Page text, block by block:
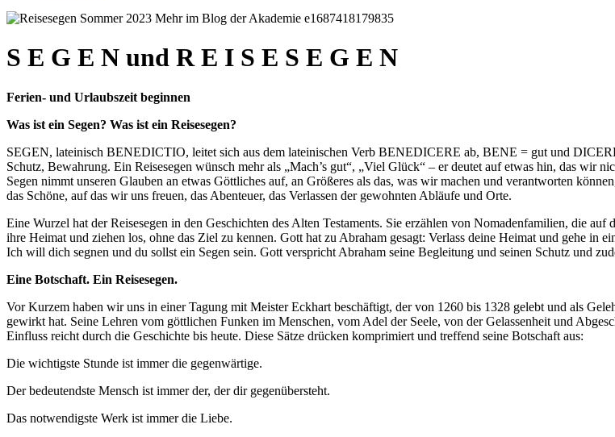
S E G E N und R E I S E S E G E N
Ferien- und Urlaubszeit beginnen
Was ist ein Segen? Was ist ein Reisesegen?
SEGEN, lateinisch BENEDICTIO, leitet sich aus dem lateinischen Verb BENEDICERE ab, BENE = gut und
Schutz, Bewahrung. Ein Reisesegen wünsch mehr als „Mach’s gut“, „Viel Glück“ – er deutet auf etwas hin, das wir
Segen nimmt unseren Glauben an etwas Göttliches auf, an Größeres als das, was wir machen und verantworten
das Schöne, auf das wir uns freuen, das Abenteuer, das Verlassen der gewohnten Abläufe und Orte.
Eine Wurzel hat der Reisesegen in den Geschichten des Alten Testaments. Sie erzählen von Nomadenfamilien, die
ihre Heimat und ziehen los, ohne das Ziel zu kennen. Gott hat zu Abraham gesagt: Verlass deine Heimat und gehe
Ich will dich segnen und du sollst ein Segen sein. Gott verspricht Abraham seine Begleitung und seinen Schutz und
Eine Botschaft. Ein Reisesegen.
Vor Kurzem haben wir uns in einer Tagung mit Meister Eckhart beschäftigt, der von 1260 bis 1328 gelebt und als
gewirkt hat. Seine Lehren vom göttlichen Funken im Menschen, vom Adel der Seele, von der Gelassenheit und
Einfluss reicht durch die Geschichte bis heute. Diese Sätze drücken komprimiert und treffend seine Botschaft aus:
Die wichtigste Stunde ist immer die gegenwärtige.
Der bedeutendste Mensch ist immer der, der dir gegenübersteht.
Das notwendigste Werk ist immer die Liebe.